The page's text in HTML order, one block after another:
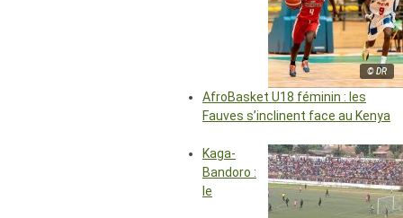
© DR
AfroBasket U18 féminin : les
Fauves s’inclinent face au Kenya
Kaga-
Bandoro :
le